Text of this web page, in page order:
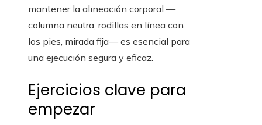
mantener la alineación corporal —
columna neutra, rodillas en línea con
los pies, mirada fija— es esencial para
una ejecución segura y eficaz.
Ejercicios clave para
empezar